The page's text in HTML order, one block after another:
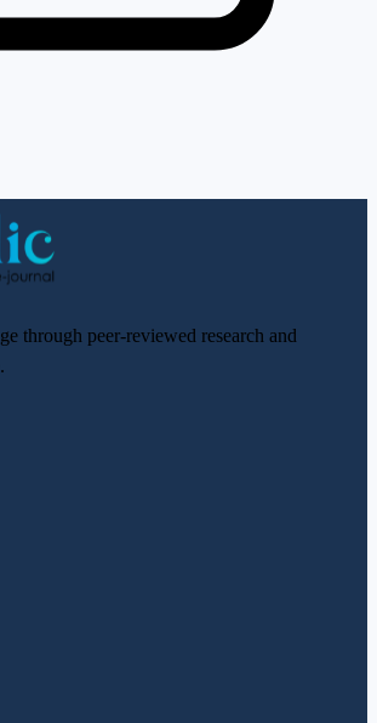
through peer-reviewed research and